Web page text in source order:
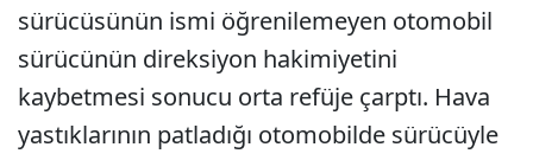
sürücüsünün ismi öğrenilemeyen otomobil
sürücünün direksiyon hakimiyetini
kaybetmesi sonucu orta refüje çarptı. Hava
yastıklarının patladığı otomobilde sürücüyle